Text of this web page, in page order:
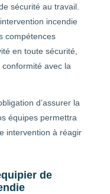
sécurité au travail.
incendie
compétences
en toute sécurité,
avec la
d’assurer la
équipes permettra
intervention à réagir
de